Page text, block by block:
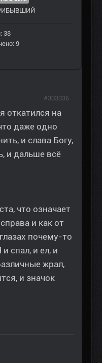
38
9
откатился на
даже одно
и слава Богу,
и дальше всё
что означает
и как от
почему-то
спал, и ел, и
жрал,
и значок
#303336